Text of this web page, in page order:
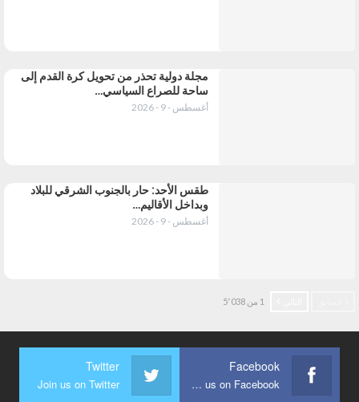
مجلة دولية تحذر من تحويل كرة القدم إلى
ساحة للصراع السياسي…
أغسطس - 9 - 2026
طقس الأحد: حار بالجنوب الشرقي للبلاد
وبداخل الأقاليم…
أغسطس - 9 - 2026
1 من 5٬038
Facebook
Join us on Facebook
Twitter
Join us on Twitter